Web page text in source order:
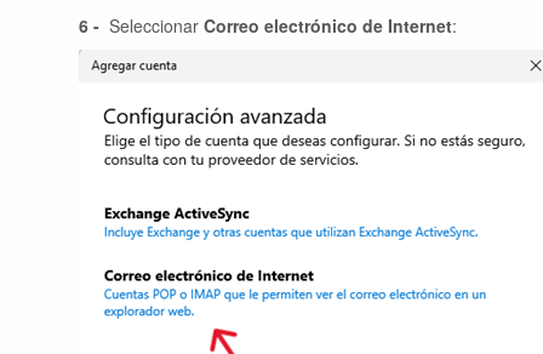
6 - Seleccionar Correo electrónico de Internet: